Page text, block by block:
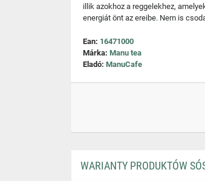
illik azokhoz a reggelekhez,
energiát önt az ereibe. Nem is
Ean: 16471000
Márka: Manu tea
Eladó: ManuCafe
WARIANTY PRODUKTÓW